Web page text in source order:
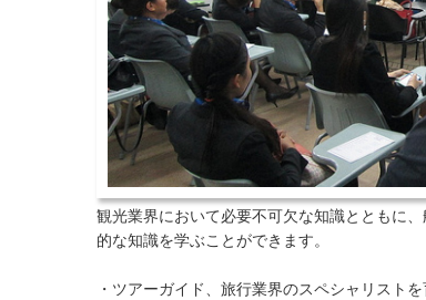
観光業界において必要不可欠な知識とともに
的な知識を学ぶことができます。
・ツアーガイド、旅行業界のスペシャリスト